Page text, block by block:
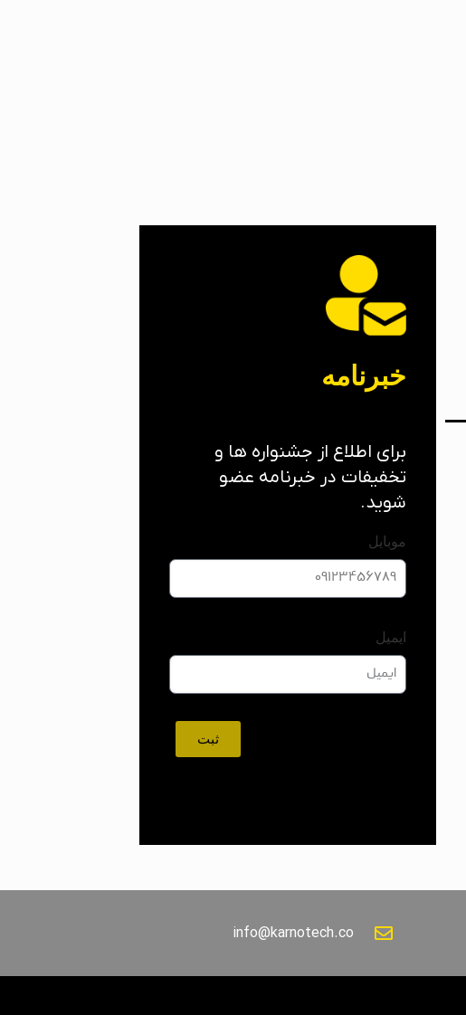
خبرنامه
برای اطلاع از جشنواره ها و
تخفیفات در خبرنامه عضو
شوید.
موبایل
ایمیل
ثبت
info@karnotech.co